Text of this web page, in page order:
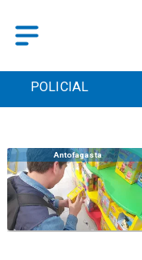
POLICIAL
Antofagasta